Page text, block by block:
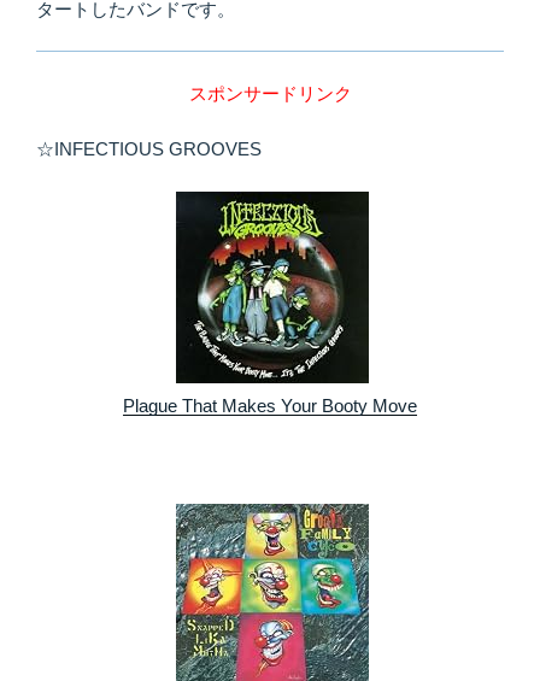
タートしたバンドです。
スポンサードリンク
☆INFECTIOUS GROOVES
Plague That Makes Your Booty Move